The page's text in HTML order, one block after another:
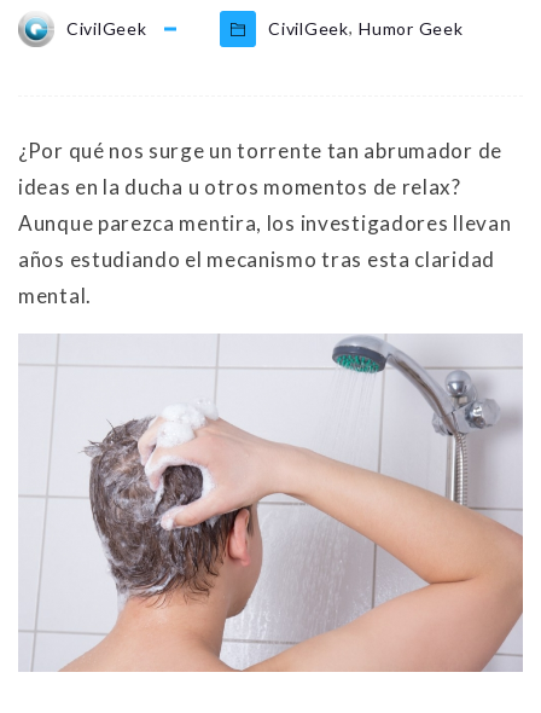
CivilGeek CivilGeek, Humor Geek
¿Por qué nos surge un torrente tan abrumador de
ideas en la ducha u otros momentos de relax?
Aunque parezca mentira, los investigadores llevan
años estudiando el mecanismo tras esta claridad
mental.